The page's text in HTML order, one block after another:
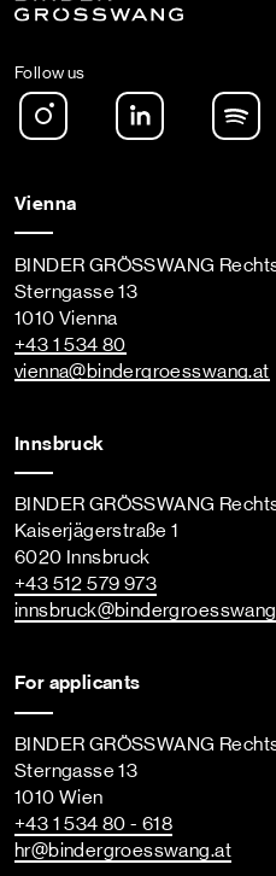
Follow us
Instagram LinkedIn
Vienna
BINDER GRÖSSWANG
Sterngasse 13
1010 Vienna
+43 1 534 80
vienna@bindergroesswang.at
Innsbruck
BINDER GRÖSSWANG
Kaiserjägerstraße 1
6020 Innsbruck
+43 512 579 973
innsbruck@bindergroesswang
For applicants
BINDER GRÖSSWANG
Sterngasse 13
1010 Wien
+43 1 534 80 - 618
hr@bindergroesswang.at